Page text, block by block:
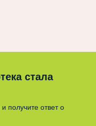
стала
получите ответ о